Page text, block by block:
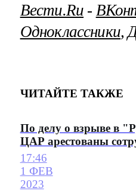
Вести.Ru ‐
Одноклассники,
ЧИТАЙТЕ ТАКЖЕ
По делу о взрыве в
ЦАР арестованы
17:46
1 ФЕВ
2023